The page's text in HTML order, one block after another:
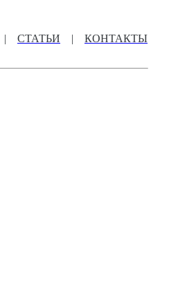
| СТАТЬИ |
КОНТАКТЫ